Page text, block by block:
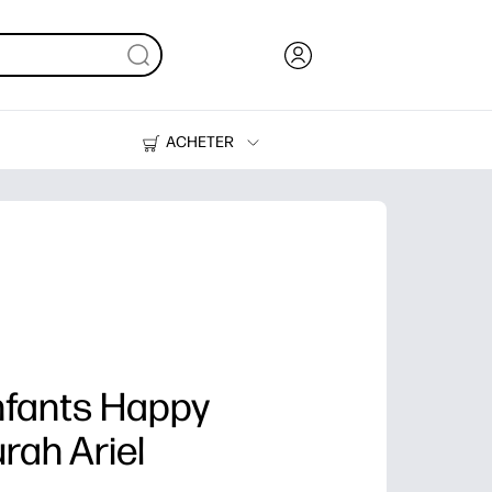
ACHETER
Imprimantes
Happy
Ariel